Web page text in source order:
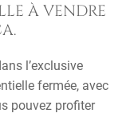
À VENDRE
l’exclusive
fermée, avec
pouvez profiter